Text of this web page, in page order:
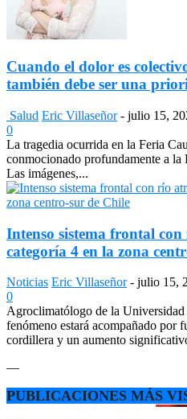
Cuando el dolor es
también debe ser una
Salud Eric Villaseñor - julio 15,
0
La tragedia ocurrida en la Feria
conmocionado profundamente a la
Las imágenes,...
Intenso sistema frontal
categoría 4 en la zona
Noticias Eric Villaseñor - julio 15,
0
Agroclimatólogo de la
fenómeno estará acompañado por
cordillera y un aumento
—
PUBLICACIONES MÁS